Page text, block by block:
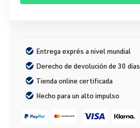
Entrega exprés a nivel mundial
Derecho de devolución de 30 días
Tienda online certificada
Hecho para un alto impulso